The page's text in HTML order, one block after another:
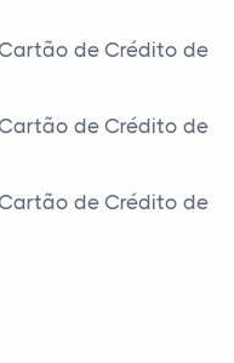
de Crédito de
de Crédito de
de Crédito de